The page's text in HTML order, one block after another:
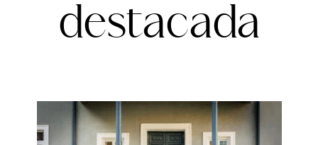
destacada